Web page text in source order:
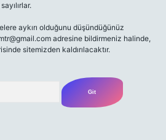
aykırı olduğunu düşündüğünüz
adresine bildirmeniz halinde,
sitemizden kaldırılacaktır.